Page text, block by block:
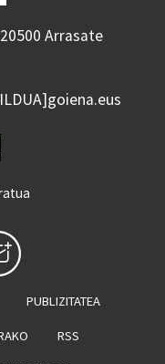
Arrasate
PUBLIZITATEA
RSS